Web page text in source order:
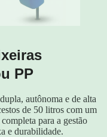
PP
autônoma e de alta
de 50 litros com um
para a gestão
e durabilidade.